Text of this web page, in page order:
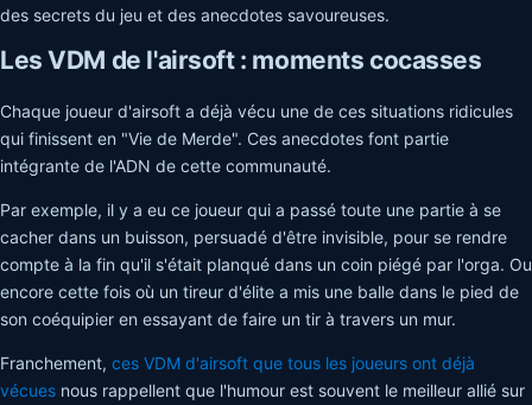
des secrets du jeu et des anecdotes savoureuses.
Les VDM de l'airsoft : moments cocasses
Chaque joueur d'airsoft a déjà vécu une de ces situations ridicules
qui finissent en "Vie de Merde". Ces anecdotes font partie
intégrante de l'ADN de cette communauté.
Par exemple, il y a eu ce joueur qui a passé toute une partie à se
cacher dans un buisson, persuadé d'être invisible, pour se rendre
compte à la fin qu'il s'était planqué dans un coin piégé par l'orga. Ou
encore cette fois où un tireur d'élite a mis une balle dans le pied de
son coéquipier en essayant de faire un tir à travers un mur.
Franchement, ces VDM d'airsoft que tous les joueurs ont déjà
vécues nous rappellent que l'humour est souvent le meilleur allié sur